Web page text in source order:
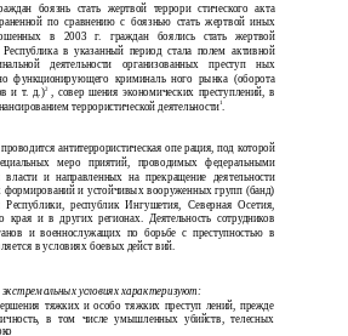
боязнь стать жертвой террори­ стического акта
по сравнению с боязнью стать жертвой иных
в 2003 г. граждан боялись стать жертвой
в указанный период стала полем активной
деятельности организованных преступ­ ных
функционирующего криминаль­ ного рынка (оборота
и т. д.)2 , совер­ шения экономических преступлений, в
террористической деятельности1.
антитеррористическая опе­ рация, под которой
меро­ приятий, проводимых федеральными
власти и направленных на прекращение деятельности
формирований и устойчивых вооруженных групп (банд)
Республики, республик Ингушетия, Северная Осетия,
края и в других регионах. Деятельность сотрудников
и военнослужащих по борьбе с преступностью в
в условиях боевых дейст­ вий.
условиях характеризуют:
тяжких и особо тяжких преступ­ лений, прежде
в том числе умышленных убийств, телесных